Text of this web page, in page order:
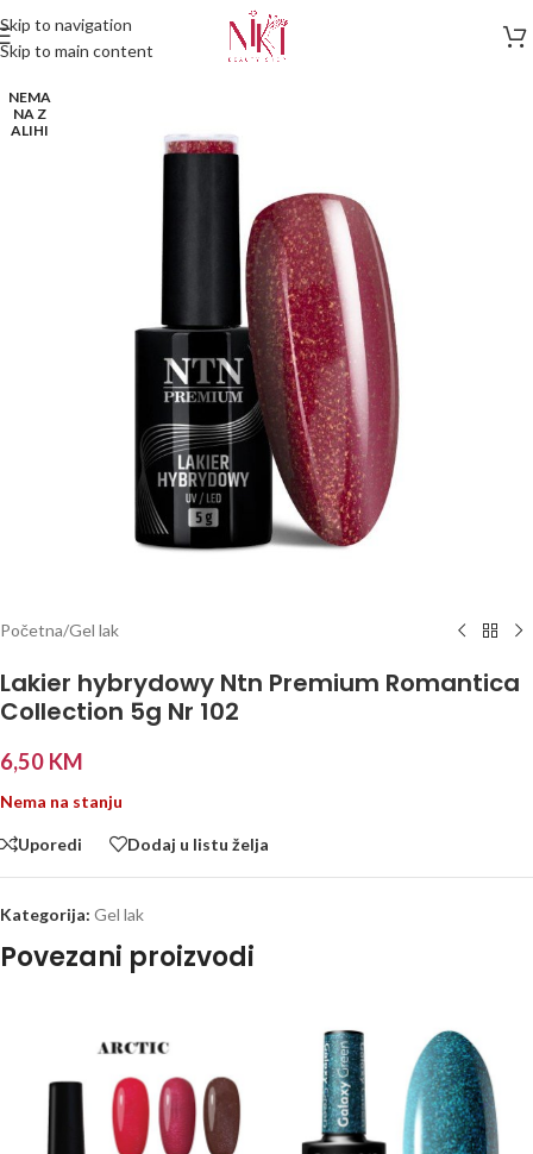
Skip to navigation
Skip to main content
NEMA
NA Z
ALIHI
Početna/Gel lak
Lakier hybrydowy Ntn Premium Romantica
Collection 5g Nr 102
6,50 KM
Nema na stanju
Uporedi Dodaj u listu želja
Kategorija: Gel lak
Povezani proizvodi